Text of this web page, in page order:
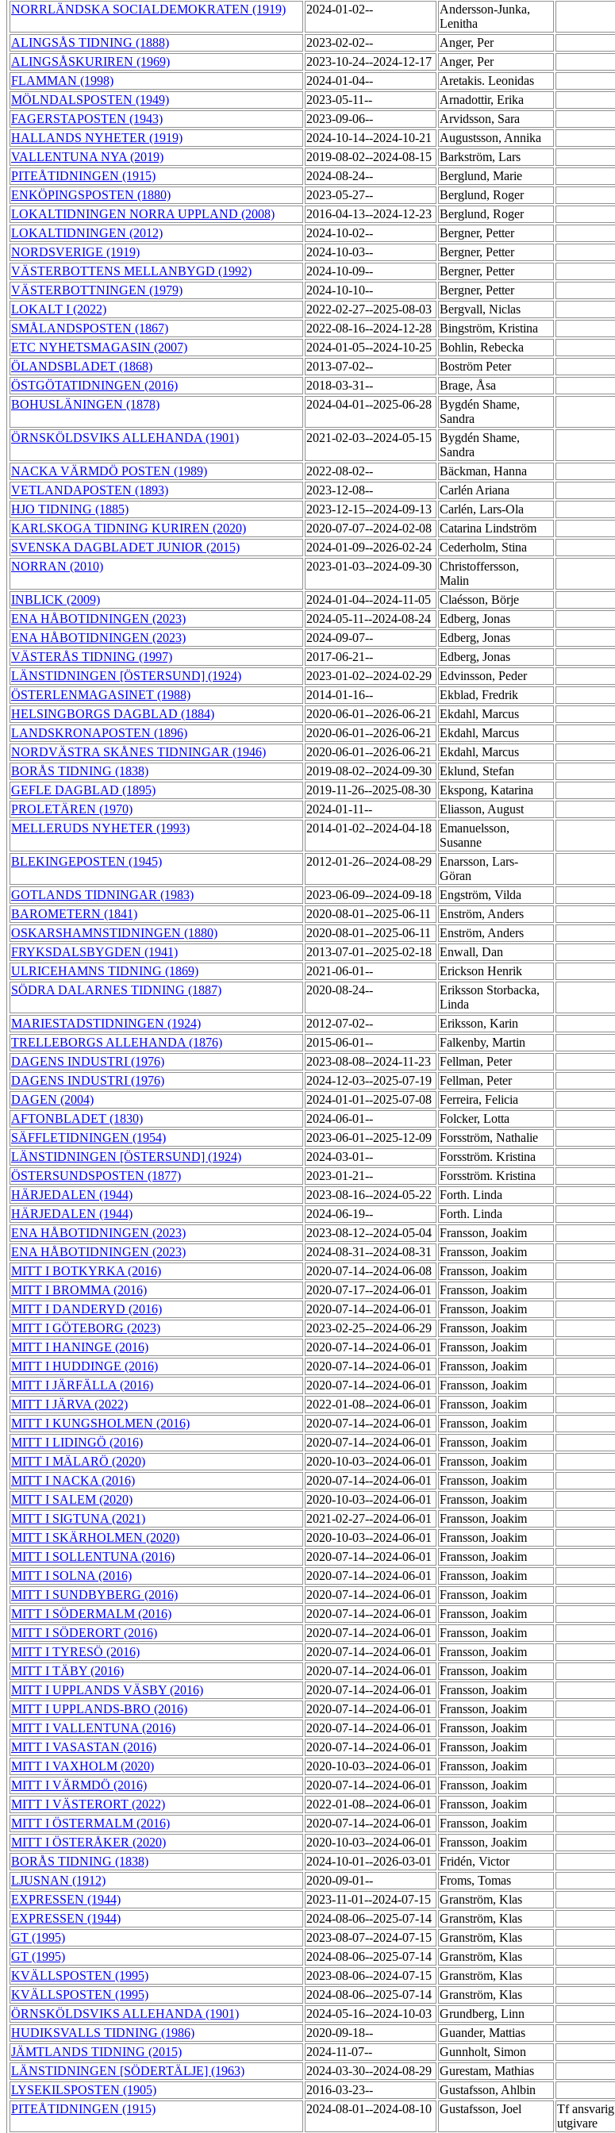
NORRLÄNDSKA SOCIALDEMOKRATEN (1919) 2024-01-02--
Andersson-Junka,
Lenitha
ALINGSÅS TIDNING (1888) 2023-02-02-- Anger, Per
ALINGSÅSKURIREN (1969) 2023-10-24--2024-12-17 Anger, Per
FLAMMAN (1998) 2024-01-04-- Aretakis. Leonidas
MÖLNDALSPOSTEN (1949) 2023-05-11-- Arnadottir, Erika
FAGERSTAPOSTEN (1943) 2023-09-06-- Arvidsson, Sara
HALLANDS NYHETER (1919) 2024-10-14--2024-10-21 Augustsson, Annika
VALLENTUNA NYA (2019) 2019-08-02--2024-08-15 Barkström, Lars
PITEÅTIDNINGEN (1915) 2024-08-24-- Berglund, Marie
ENKÖPINGSPOSTEN (1880) 2023-05-27-- Berglund, Roger
LOKALTIDNINGEN NORRA UPPLAND (2008) 2016-04-13--2024-12-23 Berglund, Roger
LOKALTIDNINGEN (2012) 2024-10-02-- Bergner, Petter
NORDSVERIGE (1919) 2024-10-03-- Bergner, Petter
VÄSTERBOTTENS MELLANBYGD (1992) 2024-10-09-- Bergner, Petter
VÄSTERBOTTNINGEN (1979) 2024-10-10-- Bergner, Petter
LOKALT I (2022) 2022-02-27--2025-08-03 Bergvall, Niclas
SMÅLANDSPOSTEN (1867) 2022-08-16--2024-12-28 Bingström, Kristina
ETC NYHETSMAGASIN (2007) 2024-01-05--2024-10-25 Bohlin, Rebecka
ÖLANDSBLADET (1868) 2013-07-02-- Boström Peter
ÖSTGÖTATIDNINGEN (2016) 2018-03-31-- Brage, Åsa
BOHUSLÄNINGEN (1878) 2024-04-01--2025-06-28 Bygdén Shame,
Sandra
ÖRNSKÖLDSVIKS ALLEHANDA (1901) 2021-02-03--2024-05-15 Bygdén Shame,
Sandra
NACKA VÄRMDÖ POSTEN (1989) 2022-08-02-- Bäckman, Hanna
VETLANDAPOSTEN (1893) 2023-12-08-- Carlén Ariana
HJO TIDNING (1885) 2023-12-15--2024-09-13 Carlén, Lars-Ola
KARLSKOGA TIDNING KURIREN (2020) 2020-07-07--2024-02-08 Catarina Lindström
SVENSKA DAGBLADET JUNIOR (2015) 2024-01-09--2026-02-24 Cederholm, Stina
NORRAN (2010) 2023-01-03--2024-09-30 Christoffersson,
Malin
INBLICK (2009) 2024-01-04--2024-11-05 Claésson, Börje
ENA HÅBOTIDNINGEN (2023) 2024-05-11--2024-08-24 Edberg, Jonas
ENA HÅBOTIDNINGEN (2023) 2024-09-07-- Edberg, Jonas
VÄSTERÅS TIDNING (1997) 2017-06-21-- Edberg, Jonas
LÄNSTIDNINGEN [ÖSTERSUND] (1924) 2023-01-02--2024-02-29 Edvinsson, Peder
ÖSTERLENMAGASINET (1988) 2014-01-16-- Ekblad, Fredrik
HELSINGBORGS DAGBLAD (1884) 2020-06-01--2026-06-21 Ekdahl, Marcus
LANDSKRONAPOSTEN (1896) 2020-06-01--2026-06-21 Ekdahl, Marcus
NORDVÄSTRA SKÅNES TIDNINGAR (1946) 2020-06-01--2026-06-21 Ekdahl, Marcus
BORÅS TIDNING (1838) 2019-08-02--2024-09-30 Eklund, Stefan
GEFLE DAGBLAD (1895) 2019-11-26--2025-08-30 Ekspong, Katarina
PROLETÄREN (1970) 2024-01-11-- Eliasson, August
MELLERUDS NYHETER (1993) 2014-01-02--2024-04-18 Emanuelsson,
Susanne
BLEKINGEPOSTEN (1945) 2012-01-26--2024-08-29 Enarsson, Lars-
Göran
GOTLANDS TIDNINGAR (1983) 2023-06-09--2024-09-18 Engström, Vilda
BAROMETERN (1841) 2020-08-01--2025-06-11 Enström, Anders
OSKARSHAMNSTIDNINGEN (1880) 2020-08-01--2025-06-11 Enström, Anders
FRYKSDALSBYGDEN (1941) 2013-07-01--2025-02-18 Enwall, Dan
ULRICEHAMNS TIDNING (1869) 2021-06-01-- Erickson Henrik
SÖDRA DALARNES TIDNING (1887) 2020-08-24--
Eriksson Storbacka,
Linda
MARIESTADSTIDNINGEN (1924) 2012-07-02-- Eriksson, Karin
TRELLEBORGS ALLEHANDA (1876) 2015-06-01-- Falkenby, Martin
DAGENS INDUSTRI (1976) 2023-08-08--2024-11-23 Fellman, Peter
DAGENS INDUSTRI (1976) 2024-12-03--2025-07-19 Fellman, Peter
DAGEN (2004) 2024-01-01--2025-07-08 Ferreira, Felicia
AFTONBLADET (1830) 2024-06-01-- Folcker, Lotta
SÄFFLETIDNINGEN (1954) 2023-06-01--2025-12-09 Forsström, Nathalie
LÄNSTIDNINGEN [ÖSTERSUND] (1924) 2024-03-01-- Forsström. Kristina
ÖSTERSUNDSPOSTEN (1877) 2023-01-21-- Forsström. Kristina
HÄRJEDALEN (1944) 2023-08-16--2024-05-22 Forth. Linda
HÄRJEDALEN (1944) 2024-06-19-- Forth. Linda
ENA HÅBOTIDNINGEN (2023) 2023-08-12--2024-05-04 Fransson, Joakim
ENA HÅBOTIDNINGEN (2023) 2024-08-31--2024-08-31 Fransson, Joakim
MITT I BOTKYRKA (2016) 2020-07-14--2024-06-08 Fransson, Joakim
MITT I BROMMA (2016) 2020-07-17--2024-06-01 Fransson, Joakim
MITT I DANDERYD (2016) 2020-07-14--2024-06-01 Fransson, Joakim
MITT I GÖTEBORG (2023) 2023-02-25--2024-06-29 Fransson, Joakim
MITT I HANINGE (2016) 2020-07-14--2024-06-01 Fransson, Joakim
MITT I HUDDINGE (2016) 2020-07-14--2024-06-01 Fransson, Joakim
MITT I JÄRFÄLLA (2016) 2020-07-14--2024-06-01 Fransson, Joakim
MITT I JÄRVA (2022) 2022-01-08--2024-06-01 Fransson, Joakim
MITT I KUNGSHOLMEN (2016) 2020-07-14--2024-06-01 Fransson, Joakim
MITT I LIDINGÖ (2016) 2020-07-14--2024-06-01 Fransson, Joakim
MITT I MÄLARÖ (2020) 2020-10-03--2024-06-01 Fransson, Joakim
MITT I NACKA (2016) 2020-07-14--2024-06-01 Fransson, Joakim
MITT I SALEM (2020) 2020-10-03--2024-06-01 Fransson, Joakim
MITT I SIGTUNA (2021) 2021-02-27--2024-06-01 Fransson, Joakim
MITT I SKÄRHOLMEN (2020) 2020-10-03--2024-06-01 Fransson, Joakim
MITT I SOLLENTUNA (2016) 2020-07-14--2024-06-01 Fransson, Joakim
MITT I SOLNA (2016) 2020-07-14--2024-06-01 Fransson, Joakim
MITT I SUNDBYBERG (2016) 2020-07-14--2024-06-01 Fransson, Joakim
MITT I SÖDERMALM (2016) 2020-07-14--2024-06-01 Fransson, Joakim
MITT I SÖDERORT (2016) 2020-07-14--2024-06-01 Fransson, Joakim
MITT I TYRESÖ (2016) 2020-07-14--2024-06-01 Fransson, Joakim
MITT I TÄBY (2016) 2020-07-14--2024-06-01 Fransson, Joakim
MITT I UPPLANDS VÄSBY (2016) 2020-07-14--2024-06-01 Fransson, Joakim
MITT I UPPLANDS-BRO (2016) 2020-07-14--2024-06-01 Fransson, Joakim
MITT I VALLENTUNA (2016) 2020-07-14--2024-06-01 Fransson, Joakim
MITT I VASASTAN (2016) 2020-07-14--2024-06-01 Fransson, Joakim
MITT I VAXHOLM (2020) 2020-10-03--2024-06-01 Fransson, Joakim
MITT I VÄRMDÖ (2016) 2020-07-14--2024-06-01 Fransson, Joakim
MITT I VÄSTERORT (2022) 2022-01-08--2024-06-01 Fransson, Joakim
MITT I ÖSTERMALM (2016) 2020-07-14--2024-06-01 Fransson, Joakim
MITT I ÖSTERÅKER (2020) 2020-10-03--2024-06-01 Fransson, Joakim
BORÅS TIDNING (1838) 2024-10-01--2026-03-01 Fridén, Victor
LJUSNAN (1912) 2020-09-01-- Froms, Tomas
EXPRESSEN (1944) 2023-11-01--2024-07-15 Granström, Klas
EXPRESSEN (1944) 2024-08-06--2025-07-14 Granström, Klas
GT (1995) 2023-08-07--2024-07-15 Granström, Klas
GT (1995) 2024-08-06--2025-07-14 Granström, Klas
KVÄLLSPOSTEN (1995) 2023-08-06--2024-07-15 Granström, Klas
KVÄLLSPOSTEN (1995) 2024-08-06--2025-07-14 Granström, Klas
ÖRNSKÖLDSVIKS ALLEHANDA (1901) 2024-05-16--2024-10-03 Grundberg, Linn
HUDIKSVALLS TIDNING (1986) 2020-09-18-- Guander, Mattias
JÄMTLANDS TIDNING (2015) 2024-11-07-- Gunnholt, Simon
LÄNSTIDNINGEN [SÖDERTÄLJE] (1963) 2024-03-30--2024-08-29 Gurestam, Mathias
LYSEKILSPOSTEN (1905) 2016-03-23-- Gustafsson, Ahlbin
PITEÅTIDNINGEN (1915) 2024-08-01--2024-08-10 Gustafsson, Joel
Tf ansvarig
utgivare